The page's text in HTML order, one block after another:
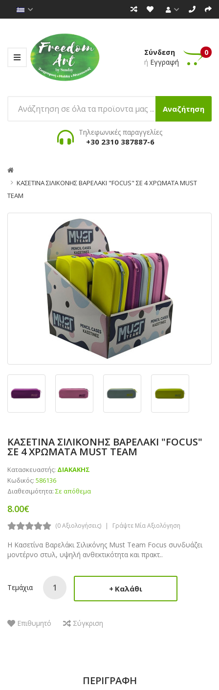
Σύνδεση
ή Εγγραφή
0
Αναζήτηση
Τηλεφωνικές παραγγελίες
+30 2310 387887-6
ΚΑΣΕΤΙΝΑ ΣΙΛΙΚΟΝΗΣ ΒΑΡΕΛΑΚΙ "FOCUS" ΣΕ 4 ΧΡΩΜΑΤΑ MUST
TEAM
ΚΑΣΕΤΙΝΑ ΣΙΛΙΚΟΝΗΣ ΒΑΡΕΛΑΚΙ "FOCUS"
ΣΕ 4 ΧΡΩΜΑΤΑ MUST TEAM
Κατασκευαστής: ΔΙΑΚΑΚΗΣ
Κωδικός: 586136
Διαθεσιμότητα: Σε απόθεμα
8.00€
(0 Αξιολογήσεις) Γράψτε Μία Αξιολόγηση
Η Κασετίνα Βαρελάκι Σιλικόνης Must Team Focus συνδυάζει
μοντέρνο στυλ, υψηλή ανθεκτικότητα και πρακτ..
Τεμάχια Καλάθι
Επιθυμητό Σύγκριση
ΠΕΡΙΓΡΑΦΉ